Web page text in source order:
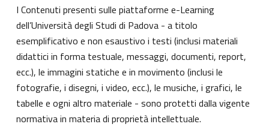
I Contenuti presenti sulle piattaforme e-Learning
dell’Università degli Studi di Padova - a titolo
esemplificativo e non esaustivo i testi (inclusi materiali
didattici in forma testuale, messaggi, documenti, report,
ecc.), le immagini statiche e in movimento (inclusi le
fotografie, i disegni, i video, ecc.), le musiche, i grafici, le
tabelle e ogni altro materiale - sono protetti dalla vigente
normativa in materia di proprietà intellettuale.